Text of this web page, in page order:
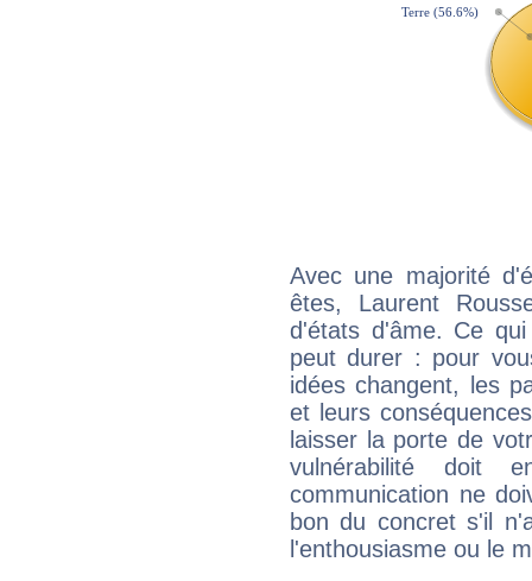
Avec une majorité
êtes, Laurent
d'états d'âme. Ce
peut durer : pour
idées changent, les
et leurs
laisser la porte de
vulnérabilité doit
communication ne
bon du concret s'il
l'enthousiasme ou le